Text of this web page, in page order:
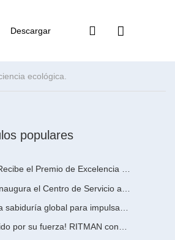
Descargar
ecológica.
populares
RITMAN Recibe el Premio de Excelencia en Patentes de China